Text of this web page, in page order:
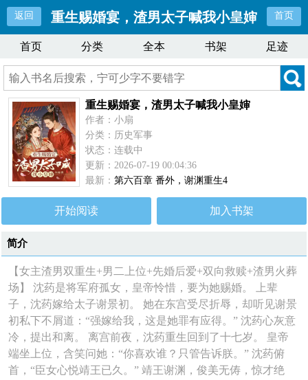
返回 重生赐婚宴，渣男太子喊我小皇婶 首页
首页 分类 全本 书架 足迹
重生赐婚宴，渣男太子喊我小皇婶
作者：小扇
分类：历史军事
状态：连载中
更新：2026-07-19 00:04:36
最新：第六百章 番外，谢渊重生4
开始阅读 加入书架
简介
【女主渣男双重生+男二上位+先婚后爱+双向救赎+渣男火葬
场】 沈药是将军府孤女，皇帝怜惜，要为她赐婚。 上辈
子，沈药嫁给太子谢景初。 她在东宫受尽折辱，却听见谢景
初私下不屑道：“强嫁给我，这是她罪有应得。” 沈药心灰意
冷，提出和离。 离宫前夜，沈药重生回到了十七岁。 皇帝
端坐上位，含笑问她：“你喜欢谁？只管告诉朕。” 沈药俯
首，“臣女心悦靖王已久。” 靖王谢渊，俊美无俦，惊才绝